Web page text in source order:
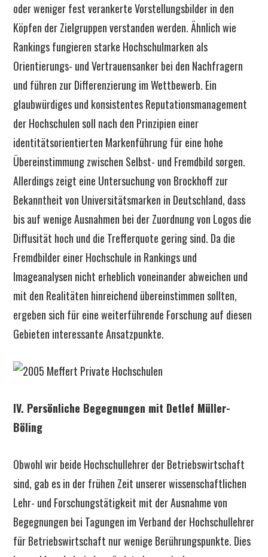
oder weniger fest verankerte Vorstellungsbilder in den
Köpfen der Zielgruppen verstanden werden. Ähnlich wie
Rankings fungieren starke Hochschulmarken als
Orientierungs- und Vertrauensanker bei den Nachfragern
und führen zur Differenzierung im Wettbewerb. Ein
glaubwürdiges und konsistentes Reputationsmanagement
der Hochschulen soll nach den Prinzipien einer
identitätsorientierten Markenführung für eine hohe
Übereinstimmung zwischen Selbst- und Fremdbild sorgen.
Allerdings zeigt eine Untersuchung von Brockhoff zur
Bekanntheit von Universitätsmarken in Deutschland, dass
bis auf wenige Ausnahmen bei der Zuordnung von Logos die
Diffusität hoch und die Trefferquote gering sind. Da die
Fremdbilder einer Hochschule in Rankings und
Imageanalysen nicht erheblich voneinander abweichen und
mit den Realitäten hinreichend übereinstimmen sollten,
ergeben sich für eine weiterführende Forschung auf diesen
Gebieten interessante Ansatzpunkte.
IV. Persönliche Begegnungen mit Detlef Müller-
Böling
Obwohl wir beide Hochschullehrer der Betriebswirtschaft
sind, gab es in der frühen Zeit unserer wissenschaftlichen
Lehr- und Forschungstätigkeit mit der Ausnahme von
Begegnungen bei Tagungen im Verband der Hochschullehrer
für Betriebswirtschaft nur wenige Berührungspunkte. Dies